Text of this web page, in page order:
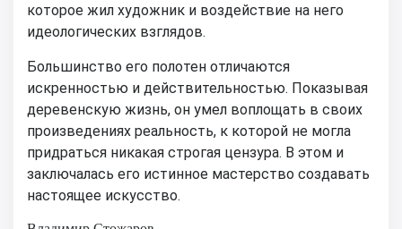
которое жил художник и воздействие на него
идеологических взглядов.
Большинство его полотен отличаются
искренностью и действительностью. Показывая
деревенскую жизнь, он умел воплощать в своих
произведениях реальность, к которой не могла
придраться никакая строгая цензура. В этом и
заключалась его истинное мастерство создавать
настоящее искусство.